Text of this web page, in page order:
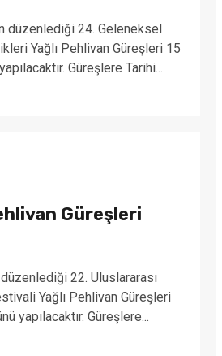
düzenlediği 24. Geleneksel
Yağlı Pehlivan Güreşleri 15
Güreşlere Tarihi...
Güreşleri
22. Uluslararası
Yağlı Pehlivan Güreşleri
yapılacaktır. Güreşlere...